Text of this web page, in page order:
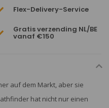
Flex-Delivery-Service
Gratis verzending NL/BE
vanaf €150
auf dem Markt, aber sie
hat nicht nur einen